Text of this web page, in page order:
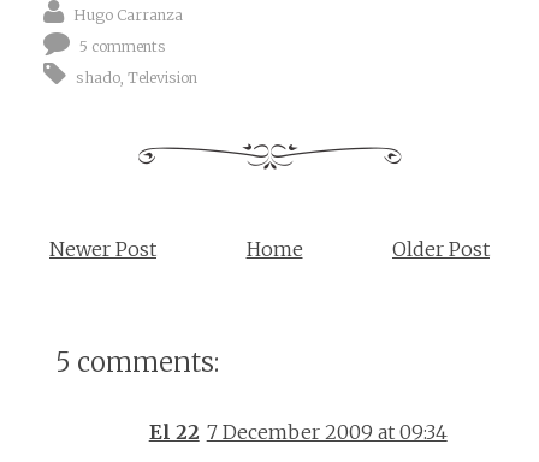
Hugo Carranza
5 comments
shado Television
Newer Post Older Post
Home
5 comments:
El 22 7 December 2009 at 09:34